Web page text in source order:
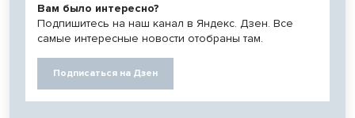
Вам было интересно?
Подпишитесь на наш канал в Яндекс. Дзен. Все
самые интересные новости отобраны там.
Подписаться на Дзен